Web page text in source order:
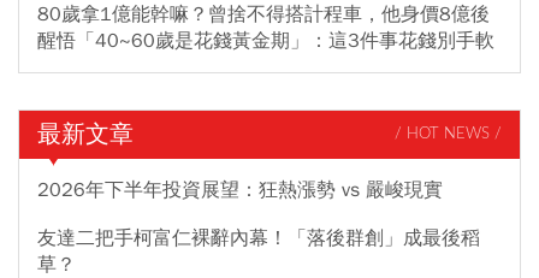
80歲拿1億能幹嘛？曾捨不得搭計程車，他身價8億後
醒悟「40~60歲是花錢黃金期」：這3件事花錢別手軟
最新文章 / HOT NEWS /
2026年下半年投資展望：狂熱漲勢 vs 嚴峻現實
友達二把手柯富仁裸辭內幕！「落後群創」成最後稻
草？